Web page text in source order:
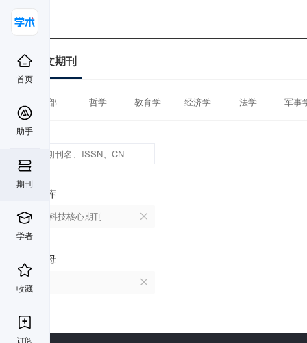
首页
助手
期刊
学者
收藏
订阅
中文期刊
全部 哲学 教育学 经济学 法学 军事
数据库
中国科技核心期刊
首字母